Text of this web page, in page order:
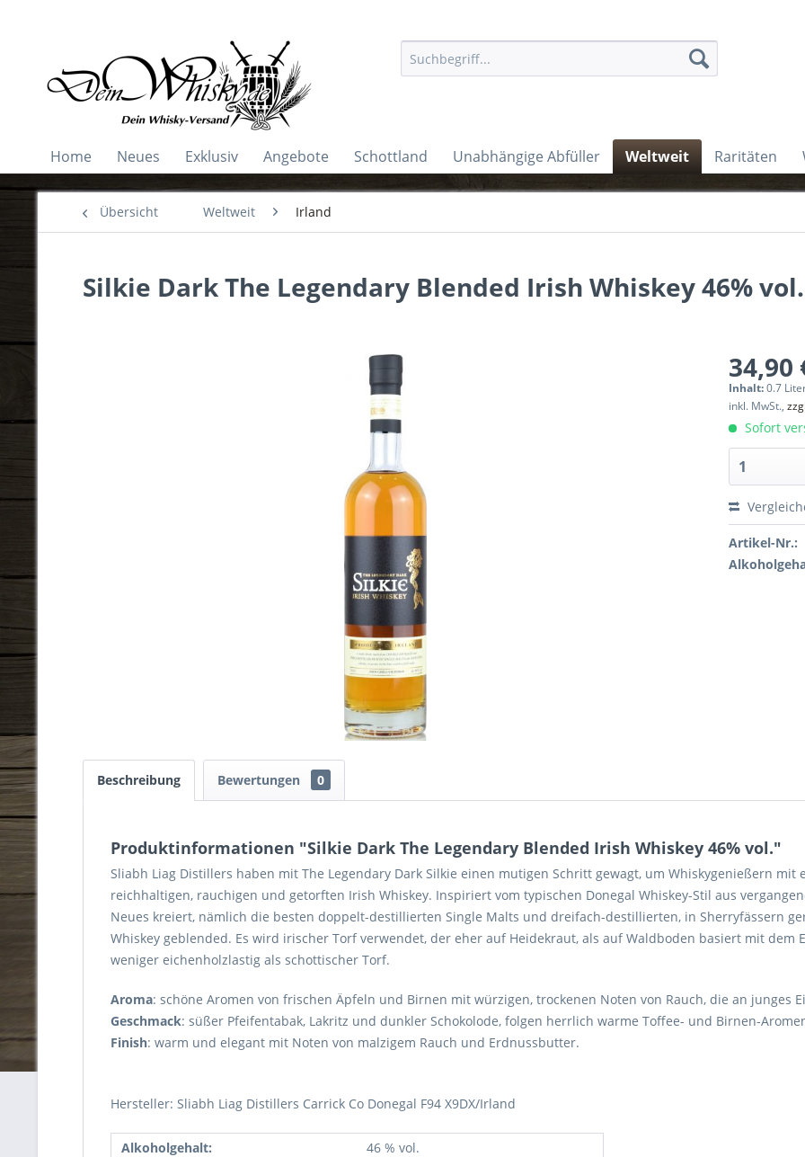
Home Neues Exklusiv Angebote Schottland Unabhängige Abfüller Weltweit Raritäten
Übersicht Weltweit Irland
Silkie Dark The Legendary Blended Irish Whiskey 46% vol.
34,90
Inhalt:0.7
inkl. MwSt.,
Sofort
Artikel-Nr.:
Beschreibung Bewertungen 0
Produktinformationen "Silkie Dark The Legendary Blended Irish Whiskey 46% vol."
Sliabh Liag Distillers haben mit The Legendary Dark Silkie einen mutigen Schritt gewagt, um Whiskygenießern
reichhaltigen, rauchigen und getorften Irish Whiskey. Inspiriert vom typischen Donegal Whiskey-Stil aus
Neues kreiert, nämlich die besten doppelt-destillierten Single Malts und dreifach-destillierten, in Sherryfässern
Whiskey geblended. Es wird irischer Torf verwendet, der eher auf Heidekraut, als auf Waldboden basiert mit dem
weniger eichenholzlastig als schottischer Torf.
Aroma: schöne Aromen von frischen Äpfeln und Birnen mit würzigen, trockenen Noten von Rauch, die an junges
Geschmack: süßer Pfeifentabak, Lakritz und dunkler Schokolode, folgen herrlich warme Toffee- und Birnen-
Finish: warm und elegant mit Noten von malzigem Rauch und Erdnussbutter.
Hersteller: Sliabh Liag Distillers Carrick Co Donegal F94 X9DX/Irland
Alkoholgehalt:
46 % vol.